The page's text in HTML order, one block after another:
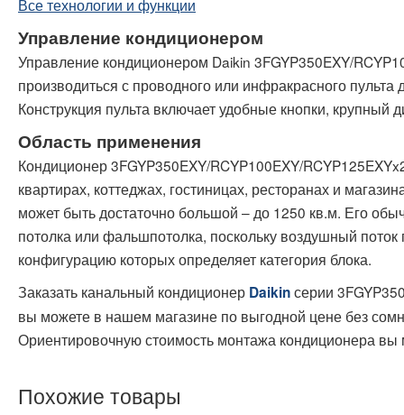
Все технологии и функции
Управление кондиционером
Управление кондиционером Daikin 3FGYP350EXY/
производиться с проводного или инфракрасного пульта
Конструкция пульта включает удобные кнопки,
Область применения
Кондиционер 3FGYP350EXY/RCYP100EXY/
квартирах, коттеджах, гостиницах, ресторанах и
может быть достаточно большой – до 1250 кв.м. Его
потолка или фальшпотолка, поскольку воздушный
конфигурацию которых определяет категория блока.
Заказать канальный кондиционер Daikinсерии
вы можете в нашем магазине по выгодной цене без
Ориентировочную стоимость монтажа кондиционера вы
Похожие товары